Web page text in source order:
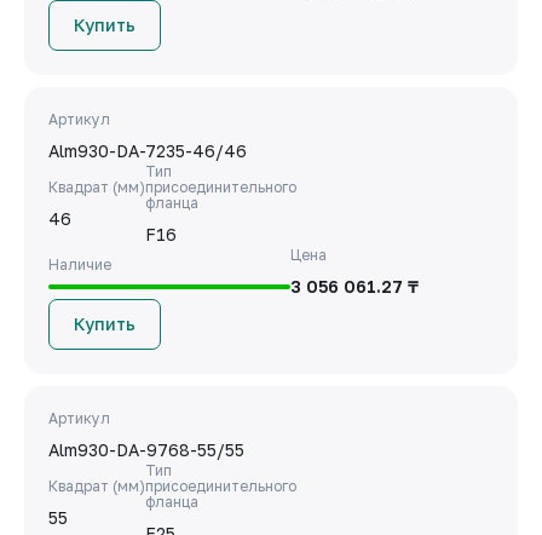
Купить
Артикул
Alm930-DA-7235-46/46
Квадрат (мм)
46
Тип
присоединительного
фланца
F16
Наличие
Цена
3 056 061.27 ₸
Купить
Артикул
Alm930-DA-9768-55/55
Квадрат (мм)
55
Тип
присоединительного
фланца